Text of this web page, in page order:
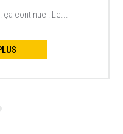
ça continue ! Le...